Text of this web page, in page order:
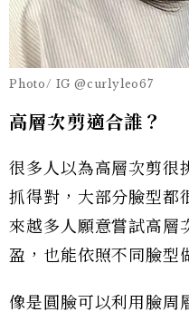
Photo/ IG @curlyleo67
高層次剪適合誰？
很多人以為高層次剪很
抓得對，大部分臉型
來越多人願意嘗試高層
盈，也能依照不同臉型
像是圓臉可以利用臉周